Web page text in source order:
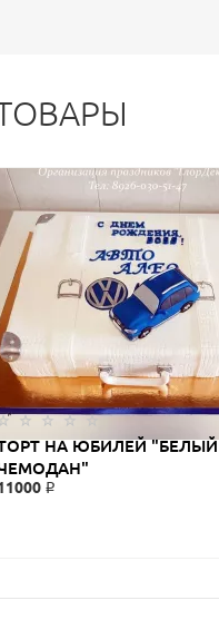
НА ЮБИЛЕЙ "БЕЛЫЙ
₽